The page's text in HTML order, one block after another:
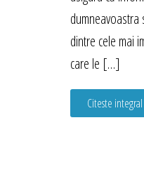
dumneavoastra
dintre cele mai
care le […]
Citeste integral